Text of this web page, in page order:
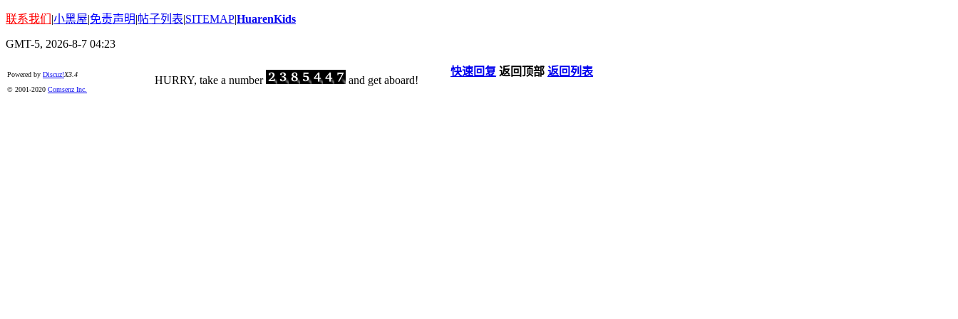
联系我们 |小黑屋|免责声明|帖子列表|SITEMAP|HuarenKids
GMT-5, 2026-8-7 04:23
Powered by Discuz!X3.4
© 2001-2020 Comsenz Inc.
快速回复 返回顶部 返回列表